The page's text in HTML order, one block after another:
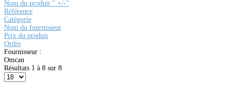
Nom du produit " +/-"
Référence
Catégorie
Nom du fournisseur
Prix du produit
Ordre
Fournisseur :
Omcan
Résultats 1 à 8 sur 8